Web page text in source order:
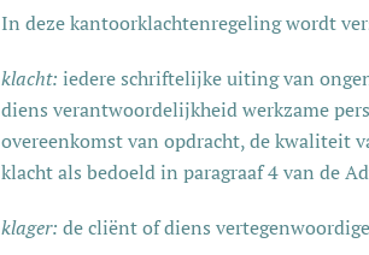
In deze kantoorklachtenregeling wordt
klacht: iedere schriftelijke uiting van
diens verantwoordelijkheid werkzame
overeenkomst van opdracht, de kwaliteit
klacht als bedoeld in paragraaf 4 van de
klager: de cliënt of diens